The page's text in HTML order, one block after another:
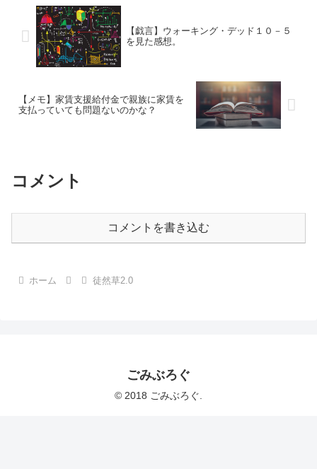
【戯言】ウォーキング・デッド１０－５
を見た感想。
【メモ】家賃支援給付金で親族に家賃を
支払っていても問題ないのかな？
コメント
コメントを書き込む
ホーム 徒然草2.0
ごみぶろぐ
© 2018 ごみぶろぐ.